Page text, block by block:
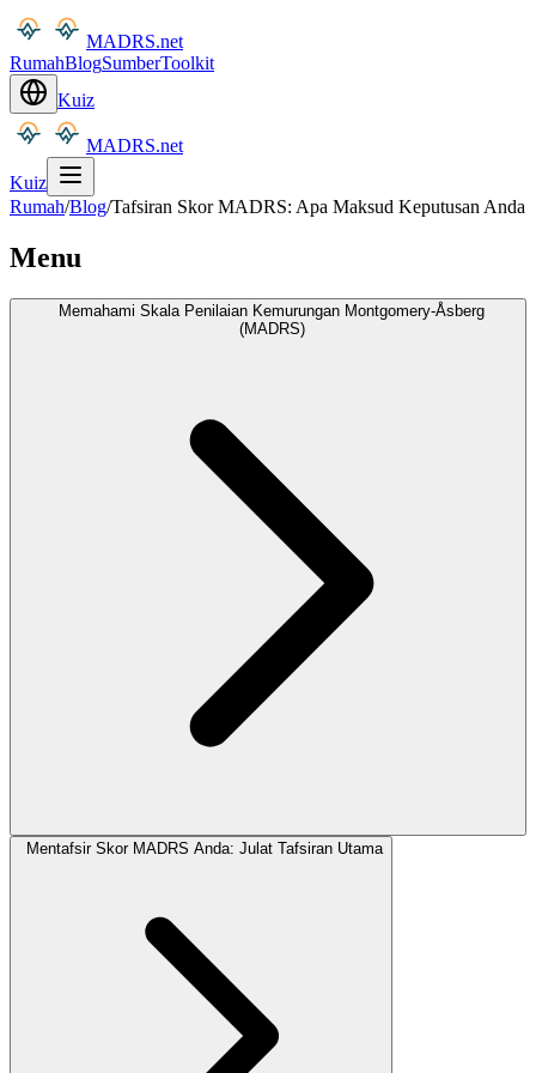
MADRS.net
RumahBlogSumberToolkit
Kuiz
MADRS.net
Kuiz
Rumah/Blog/Tafsiran Skor MADRS: Apa Maksud Keputusan Anda
Menu
Memahami Skala Penilaian Kemurungan Montgomery-Åsberg
(MADRS)
Mentafsir Skor MADRS Anda: Julat Tafsiran Utama